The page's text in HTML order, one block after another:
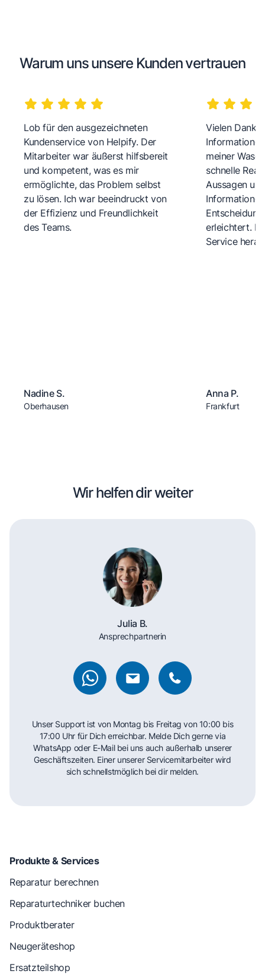
Warum uns unsere Kunden vertrauen
Lob für den ausgezeichneten
Kundenservice von Helpify. Der
Mitarbeiter war äußerst hilfsbereit
und kompetent, was es mir
ermöglichte, das Problem selbst
zu lösen. Ich war beeindruckt von
der Effizienz und Freundlichkeit
des Teams.
Nadine S.
Oberhausen
Vielen Dank
meiner
schnelle
Aussagen
erleichtert.
Service
Anna P.
Frankfurt
Wir helfen dir weiter
Julia B.
Ansprechpartnerin
Unser Support ist von Montag bis Freitag von 10:00 bis
17:00 Uhr für Dich erreichbar. Melde Dich gerne via
WhatsApp oder E-Mail bei uns auch außerhalb unserer
Geschäftszeiten. Einer unserer Servicemitarbeiter wird
sich schnellstmöglich bei dir melden.
Produkte & Services
Reparatur berechnen
Reparaturtechniker buchen
Produktberater
Neugeräteshop
Ersatzteilshop